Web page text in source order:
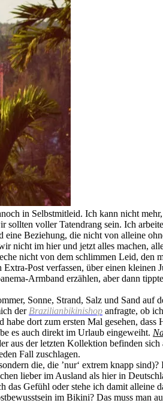
in Selbstmitleid. Ich kann nicht
voller Tatendrang sein. Ich
Beziehung, die nicht von alleine
nicht im hier und jetzt alles machen,
nicht von dem schlimmen Leid, den
Post verfassen, über einen kleinen
Armband erzählen, aber dann
Sonne, Strand, Salz und Sand auf
der Brazilianbikinishop anfragte, ob
dort zum ersten Mal gesehen,
es auch direkt im Urlaub eingeweiht.
aus der letzten Kollektion befinden
Fall zuschlagen.
die, die ’nur‘ extrem knapp
lieber im Ausland als hier in
Gefühl oder stehe ich damit
im Bikini? Das muss man